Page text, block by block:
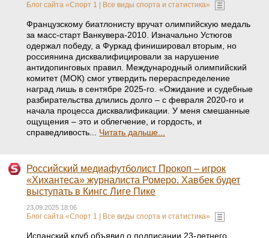
Блог сайта «Спорт 1 | Все виды спорта и статистика»
Французскому биатлонисту вручат олимпийскую медаль
за масс-старт Ванкувера-2010. Изначально Устюгов
одержал победу, а Фуркад финишировал вторым, но
россиянина дисквалифицировали за нарушение
антидопинговых правил. Международный олимпийский
комитет (МОК) смог утвердить перераспределение
наград лишь в сентябре 2025-го. «Ожидание и судебные
разбирательства длились долго – с февраля 2020-го и
начала процесса дисквалификации. У меня смешанные
ощущения – это и облегчение, и гордость, и
справедливость... Читать дальше...
Российский медиафутболист Прокоп – игрок
«Хихантеса» журналиста Ромеро. Хавбек будет
выступать в Кингс Лиге Пике
23.09.2025 18:06
Блог сайта «Спорт 1 | Все виды спорта и статистика»
Испанский клуб объявил о подписании 23-летнего